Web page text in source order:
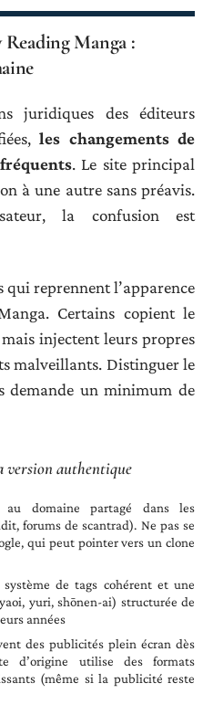
Manga :
juridiques des éditeurs
les changements de
. Le site principal
à une autre sans préavis.
la confusion est
qui reprennent l’apparence
Certains copient le
injectent leurs propres
malveillants. Distinguer le
demande un minimum de
authentique
au domaine partagé dans les
forums de scantrad). Ne pas se
qui peut pointer vers un clone
de tags cohérent et une
yuri, shōnen-ai) structurée de
années
des publicités plein écran dès
d’origine utilise des formats
(même si la publicité reste